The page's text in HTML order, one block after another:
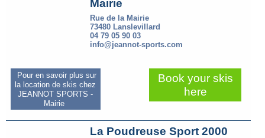
Mairie
Rue de la Mairie
73480 Lanslevillard
04 79 05 90 03
info@jeannot-sports.com
Pour en savoir plus sur
la location de skis chez
JEANNOT SPORTS -
Mairie
Book your skis
here
La Poudreuse Sport 2000